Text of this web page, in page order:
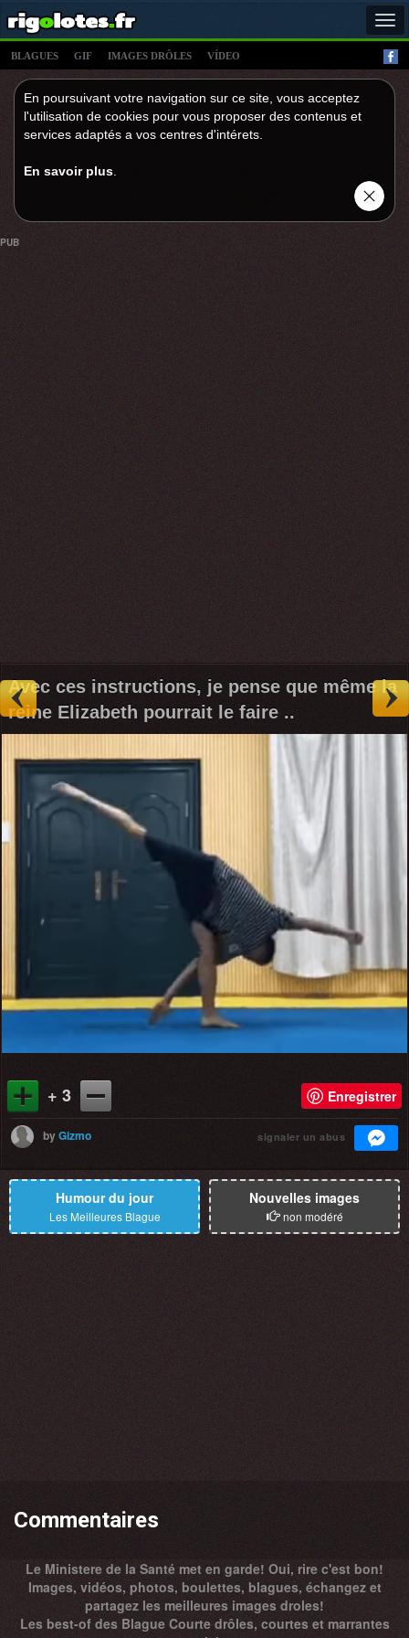
BLAGUES GIF IMAGES DRÔLES VÍDEO
En poursuivant votre navigation sur ce site, vous acceptez
l'utilisation de cookies pour vous proposer des contenus et
services adaptés a vos centres d'intérets.
En savoir plus
PUB
Avec ces instructions, je pense que même la
reine Elizabeth pourrait le faire ..
+ 3 Enregistrer
byGizmo signaler un abus
Humour du jour
Les Meilleures Blague
Nouvelles images
non modéré
Commentaires
Le Ministere de la Santé met en garde! Oui, rire c'est bon!
Images, vidéos, photos, boulettes, blagues, échangez et
partagez les meilleures images droles!
Les best-of des Blague Courte drôles, courtes et marrantes